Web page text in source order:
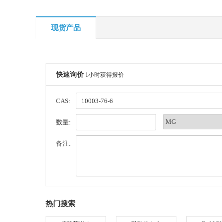
现货产品
快速询价 1小时获得报价
CAS:
数量:
备注:
热门搜索